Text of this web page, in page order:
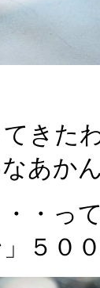
きた
なあ
・っ
５０